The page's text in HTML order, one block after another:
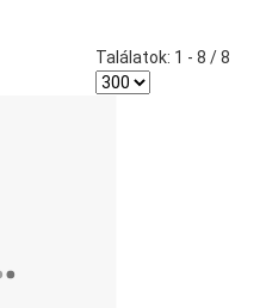
Találatok: 1 - 8 / 8